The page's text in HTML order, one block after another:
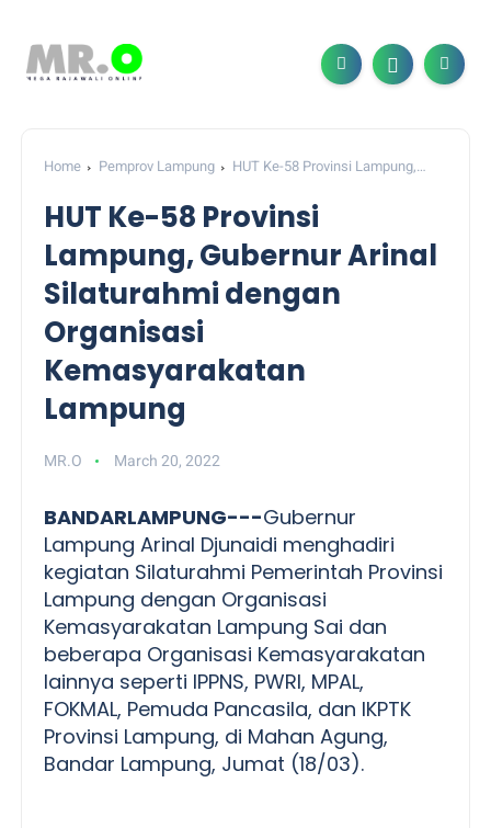
Home Pemprov Lampung
HUT Ke-58 Provinsi Lampung,
Lampung
HUT Ke-58 Provinsi
Lampung, Gubernur Arinal
Silaturahmi dengan
Organisasi
Kemasyarakatan
Lampung
MR.O March 20, 2022
BANDARLAMPUNG---Gubernur
Lampung Arinal Djunaidi menghadiri
kegiatan Silaturahmi Pemerintah Provinsi
Lampung dengan Organisasi
Kemasyarakatan Lampung Sai dan
beberapa Organisasi Kemasyarakatan
lainnya seperti IPPNS, PWRI, MPAL,
FOKMAL, Pemuda Pancasila, dan IKPTK
Provinsi Lampung, di Mahan Agung,
Bandar Lampung, Jumat (18/03).